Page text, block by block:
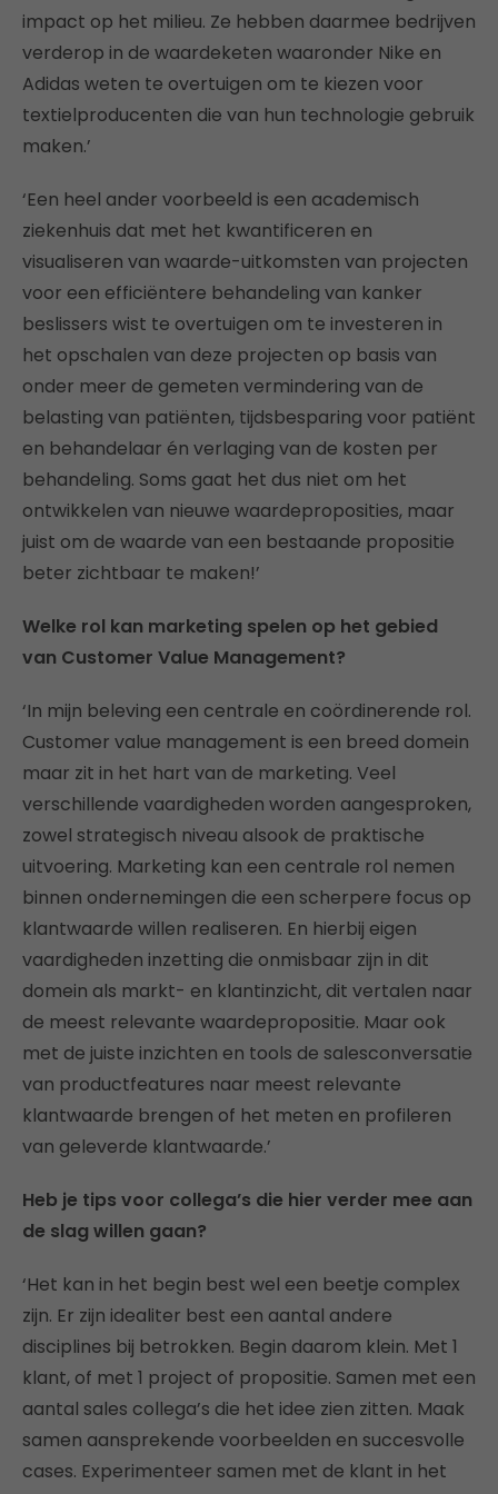
impact op het milieu. Ze hebben daarmee bedrijven
verderop in de waardeketen waaronder Nike en
Adidas weten te overtuigen om te kiezen voor
textielproducenten die van hun technologie gebruik
maken.’
‘Een heel ander voorbeeld is een academisch
ziekenhuis dat met het kwantificeren en
visualiseren van waarde-uitkomsten van projecten
voor een efficiëntere behandeling van kanker
beslissers wist te overtuigen om te investeren in
het opschalen van deze projecten op basis van
onder meer de gemeten vermindering van de
belasting van patiënten, tijdsbesparing voor patiënt
en behandelaar én verlaging van de kosten per
behandeling. Soms gaat het dus niet om het
ontwikkelen van nieuwe waardeproposities, maar
juist om de waarde van een bestaande propositie
beter zichtbaar te maken!’
Welke rol kan marketing spelen op het gebied
van Customer Value Management?
‘In mijn beleving een centrale en coördinerende rol.
Customer value management is een breed domein
maar zit in het hart van de marketing. Veel
verschillende vaardigheden worden aangesproken,
zowel strategisch niveau alsook de praktische
uitvoering. Marketing kan een centrale rol nemen
binnen ondernemingen die een scherpere focus op
klantwaarde willen realiseren. En hierbij eigen
vaardigheden inzetting die onmisbaar zijn in dit
domein als markt- en klantinzicht, dit vertalen naar
de meest relevante waardepropositie. Maar ook
met de juiste inzichten en tools de salesconversatie
van productfeatures naar meest relevante
klantwaarde brengen of het meten en profileren
van geleverde klantwaarde.’
Heb je tips voor collega’s die hier verder mee aan
de slag willen gaan?
‘Het kan in het begin best wel een beetje complex
zijn. Er zijn idealiter best een aantal andere
disciplines bij betrokken. Begin daarom klein. Met 1
klant, of met 1 project of propositie. Samen met een
aantal sales collega’s die het idee zien zitten. Maak
samen aansprekende voorbeelden en succesvolle
cases. Experimenteer samen met de klant in het